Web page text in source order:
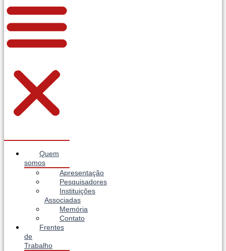
Quem
somos
Apresentação
Pesquisadores
Instituições
Associadas
Memória
Contato
Frentes
de
Trabalho